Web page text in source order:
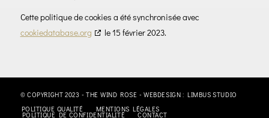
Cette politique de cookies a été synchronisée avec
cookiedatabase.org
le 15 février 2023.
© COPYRIGHT 2023 - THE WIND ROSE - WEBDESIGN : LIMBUS STUDIO
POLITIQUE QUALITÉ
MENTIONS LÉGALES
POLITIQUE DE CONFIDENTIALITÉ CONTACT